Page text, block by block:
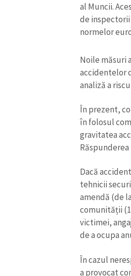
al Muncii.
de inspectorii
normelor
Noile măsuri
accidentelor
analiză a
În prezent,
în folosul
gravitatea
Dacă
tehnicii
amendă (de
comunității
victimei,
de a ocupa
În cazul
a provocat